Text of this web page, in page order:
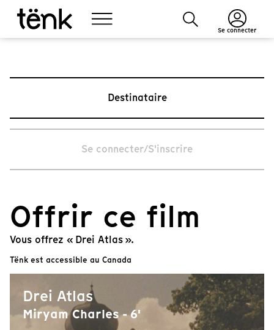
Se connecter
Destinataire
Se connecter/S'inscrire
Offrir ce film
Vous offrez « Drei Atlas ».
Tënk est accessible au Canada
Drei Atlas
Miryam Charles - 6'